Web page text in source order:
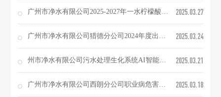
广州市净水有限公司2025-2027年一水柠檬酸采购项目（第二次）招标公告 2025.03.27
广州市净水有限公司猎德分公司2024年度出水渠箱年度检测项目（第二次）公开询价结果的公示 2025.03.24
州市净水有限公司污水处理生化系统AI智能视频识别监控预警模型研发（第二次）项目澄清公告 2025.03.21
广州市净水有限公司西朗分公司职业病危害现状评价项目询价公告 2025.03.18